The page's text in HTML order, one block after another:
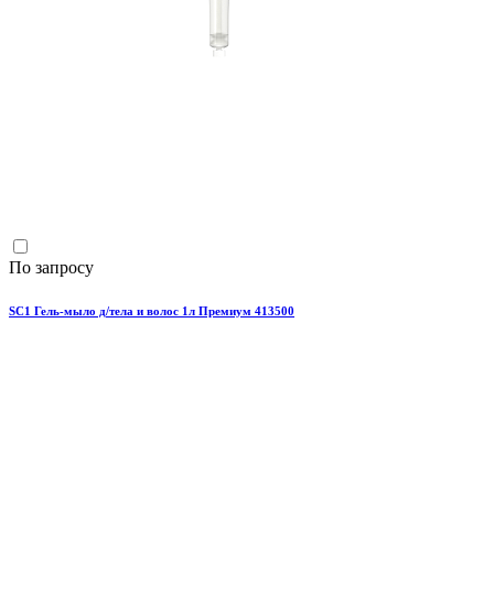
По запросу
SC1 Гель-мыло д/тела и волос 1л Премиум 413500